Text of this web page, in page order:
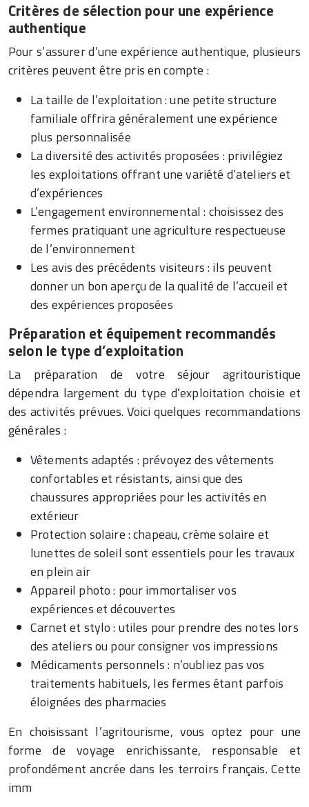
Critères de sélection pour une expérience
authentique
Pour s’assurer d’une expérience authentique, plusieurs
critères peuvent être pris en compte :
La taille de l’exploitation : une petite structure
familiale offrira généralement une expérience
plus personnalisée
La diversité des activités proposées : privilégiez
les exploitations offrant une variété d’ateliers et
d’expériences
L’engagement environnemental : choisissez des
fermes pratiquant une agriculture respectueuse
de l’environnement
Les avis des précédents visiteurs : ils peuvent
donner un bon aperçu de la qualité de l’accueil et
des expériences proposées
Préparation et équipement recommandés
selon le type d’exploitation
La préparation de votre séjour agritouristique
dépendra largement du type d’exploitation choisie et
des activités prévues. Voici quelques recommandations
générales :
Vêtements adaptés : prévoyez des vêtements
confortables et résistants, ainsi que des
chaussures appropriées pour les activités en
extérieur
Protection solaire : chapeau, crème solaire et
lunettes de soleil sont essentiels pour les travaux
en plein air
Appareil photo : pour immortaliser vos
expériences et découvertes
Carnet et stylo : utiles pour prendre des notes lors
des ateliers ou pour consigner vos impressions
Médicaments personnels : n’oubliez pas vos
traitements habituels, les fermes étant parfois
éloignées des pharmacies
En choisissant l’agritourisme, vous optez pour une
forme de voyage enrichissante, responsable et
profondément ancrée dans les terroirs français. Cette
imm